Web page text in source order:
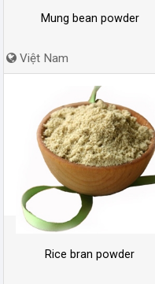
Mung bean powder
Việt Nam
Rice bran powder